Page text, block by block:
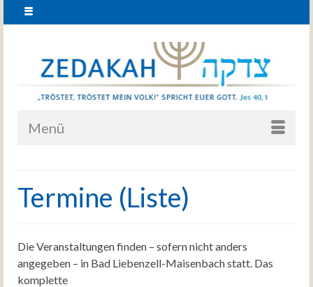
Menü
Termine (Liste)
Die Veranstaltungen finden – sofern nicht anders
angegeben – in Bad Liebenzell-Maisenbach statt. Das
komplette